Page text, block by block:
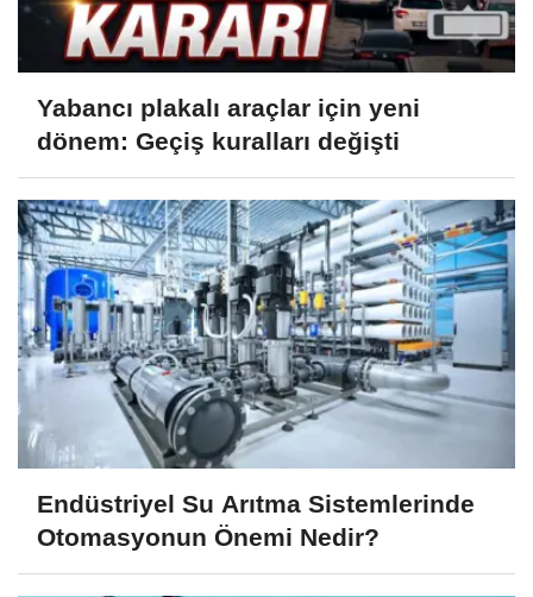
Yabancı plakalı araçlar için yeni
dönem: Geçiş kuralları değişti
Endüstriyel Su Arıtma Sistemlerinde
Otomasyonun Önemi Nedir?